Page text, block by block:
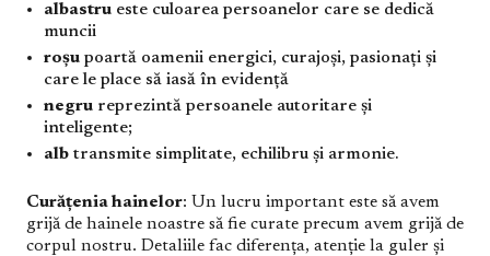
albastru este culoarea persoanelor care se dedică
muncii
roșu poartă oamenii energici, curajoși, pasionați și
care le place să iasă în evidență
negru reprezintă persoanele autoritare și
inteligente;
alb transmite simplitate, echilibru și armonie.
Curățenia hainelor: Un lucru important este să avem
grijă de hainele noastre să fie curate precum avem grijă de
corpul nostru. Detaliile fac diferența, atenție la guler și